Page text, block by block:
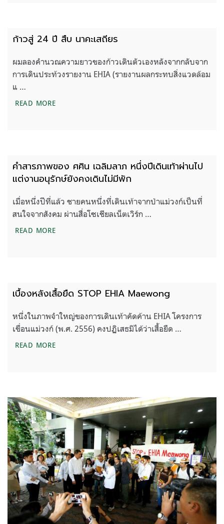
ก้าวสู่ 24 ปี สืบ นาคะเสถียร
ผมลองคำนวณความยาวของก้าวเดินตัวเองหลังจากกลับจาก
การเดินประท้วงรายงาน EHIA (รายงานผลกระทบสิ่งแวดล้อม
แ …
READ MOREก้าวสู่ 24 ปี สืบ นาคะเสถียร
คำสารภาพของ ศศิน เฉลิมลาภ หนึ่งปีเดินเท้าผ่านไป
แต่งานอนุรักษ์ยังคงเดินไม่มีพัก
เมื่อหนึ่งปีที่แล้ว ชายคนหนึ่งที่เดินเท้าจากป่าแม่วงก์เป็นที่
สนใจจากสังคม ผ่านสื่อโซเชียลเน็ตเวิร์ก …
READ MOREคำสารภาพของ ศศิน เฉลิมลาภ หนึ่งปีเดินเท้าผ่านไป
เบื้องหลังเสื้อยืด STOP EHIA Maewong
หนึ่งในภาพจำใหญ่ของการเดินเท้าคัดค้าน EHIA โครงการ
เขื่อนแม่วงก์ (พ.ศ. 2556) คงปฏิเสธมิได้ว่าเสื้อยืด …
READ MOREเบื้องหลังเสื้อยืด STOP EHIA MAEWONG